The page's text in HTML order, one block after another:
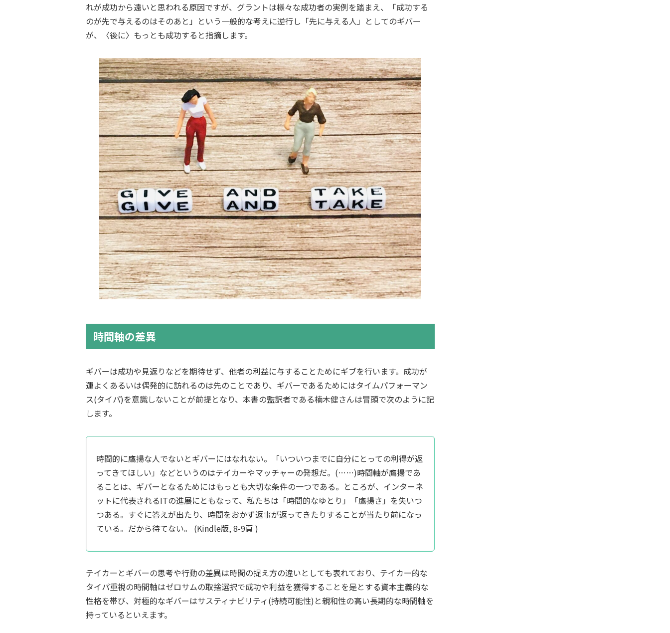
れが成功から遠いと思われる原因ですが、グラントは様々な成功者の実例を踏まえ、「成功する
のが先で与えるのはそのあと」という一般的な考えに逆行し「先に与える人」としてのギバー
が、〈後に〉もっとも成功すると指摘します。
時間軸の差異
ギバーは成功や見返りなどを期待せず、他者の利益に与することためにギブを行います。成功が
運よくあるいは偶発的に訪れるのは先のことであり、ギバーであるためにはタイムパフォーマン
ス(タイパ)を意識しないことが前提となり、本書の監訳者である楠木健さんは冒頭で次のように記
します。
時間的に鷹揚な人でないとギバーにはなれない。「いついつまでに自分にとっての利得が返
ってきてほしい」などというのはテイカーやマッチャーの発想だ。(……)時間軸が鷹揚であ
ることは、ギバーとなるためにはもっとも大切な条件の一つである。ところが、インターネ
ットに代表されるITの進展にともなって、私たちは「時間的なゆとり」「鷹揚さ」を失いつ
つある。すぐに答えが出たり、時間をおかず返事が返ってきたりすることが当たり前になっ
ている。だから待てない。 (Kindle版, 8-9頁 )
テイカーとギバーの思考や行動の差異は時間の捉え方の違いとしても表れており、テイカー的な
タイパ重視の時間軸はゼロサムの取捨選択で成功や利益を獲得することを是とする資本主義的な
性格を帯び、対極的なギバーはサスティナビリティ(持続可能性)と親和性の高い長期的な時間軸を
持っているといえます。